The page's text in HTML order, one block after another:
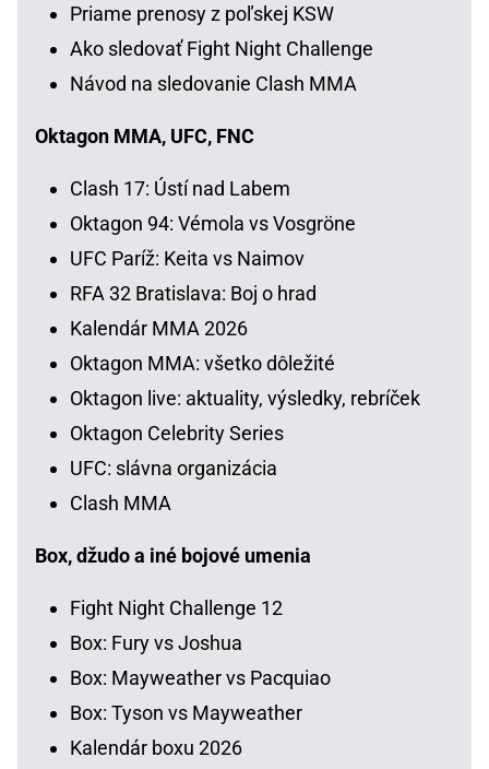
Priame prenosy z poľskej KSW
Ako sledovať Fight Night Challenge
Návod na sledovanie Clash MMA
Oktagon MMA, UFC, FNC
Clash 17: Ústí nad Labem
Oktagon 94: Vémola vs Vosgröne
UFC Paríž: Keita vs Naimov
RFA 32 Bratislava: Boj o hrad
Kalendár MMA 2026
Oktagon MMA: všetko dôležité
Oktagon live: aktuality, výsledky, rebríček
Oktagon Celebrity Series
UFC: slávna organizácia
Clash MMA
Box, džudo a iné bojové umenia
Fight Night Challenge 12
Box: Fury vs Joshua
Box: Mayweather vs Pacquiao
Box: Tyson vs Mayweather
Kalendár boxu 2026